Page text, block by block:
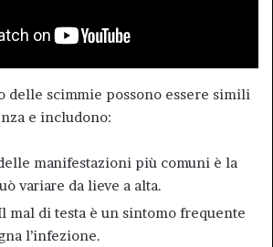
delle scimmie possono essere simili
e includono:
manifestazioni più comuni è la
variare da lieve a alta.
mal di testa è un sintomo frequente
l’infezione.